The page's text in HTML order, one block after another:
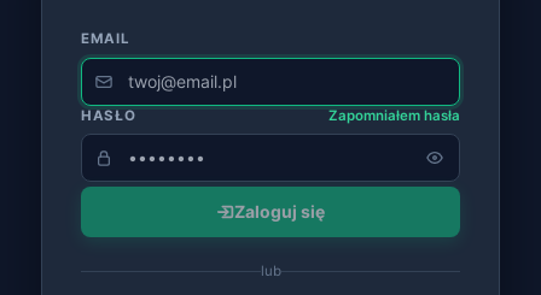
EMAIL
HASŁO Zapomniałem hasła
Zaloguj się
lub